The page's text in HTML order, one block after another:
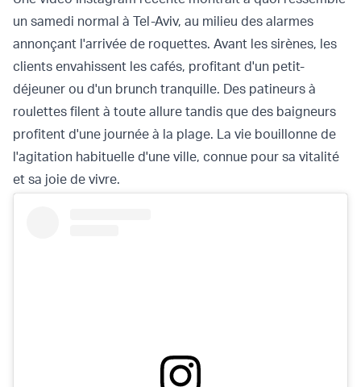
un samedi normal à Tel-Aviv, au milieu des alarmes
annonçant l'arrivée de roquettes. Avant les sirènes, les
clients envahissent les cafés, profitant d'un petit-
déjeuner ou d'un brunch tranquille. Des patineurs à
roulettes filent à toute allure tandis que des baigneurs
profitent d'une journée à la plage. La vie bouillonne de
l'agitation habituelle d'une ville, connue pour sa vitalité
et sa joie de vivre.